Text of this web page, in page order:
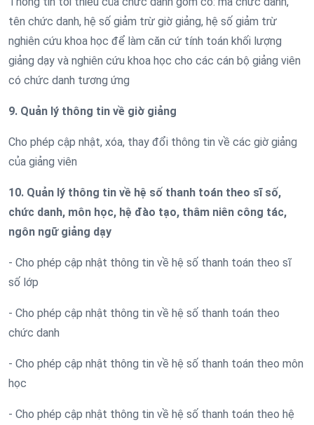
tên chức danh, hệ số giảm trừ giờ giảng, hệ số giảm trừ
nghiên cứu khoa học để làm căn cứ tính toán khối lượng
giảng dạy và nghiên cứu khoa học cho các cán bộ giảng viên
có chức danh tương ứng
9. Quản lý thông tin về giờ giảng
Cho phép cập nhật, xóa, thay đổi thông tin về các giờ giảng
của giảng viên
10. Quản lý thông tin về hệ số thanh toán theo sĩ số,
chức danh, môn học, hệ đào tạo, thâm niên công tác,
ngôn ngữ giảng dạy
- Cho phép cập nhật thông tin về hệ số thanh toán theo sĩ
số lớp
- Cho phép cập nhật thông tin về hệ số thanh toán theo
chức danh
- Cho phép cập nhật thông tin về hệ số thanh toán theo môn
học
- Cho phép cập nhật thông tin về hệ số thanh toán theo hệ